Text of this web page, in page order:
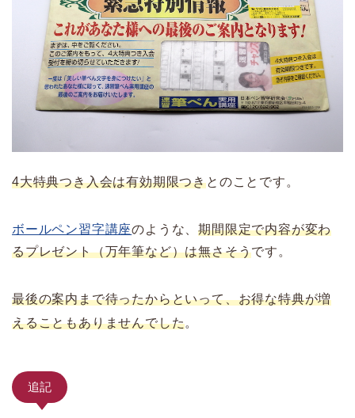
4大特典つき入会は有効期限つきとのことです。
ボールペン習字講座のような、期間限定で内容が変わ
るプレゼント（万年筆など）は無さそうです。
最後の案内まで待ったからといって、お得な特典が増
えることもありませんでした。
追記